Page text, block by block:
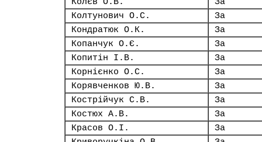
Колтунович О.С.
За
Кондратюк О.К.
За
Копанчук О.Є.
За
Копитін І.В.
За
Корнієнко О.С.
За
Корявченков Ю.В.
За
Кострійчук С.В.
За
Костюх А.В.
За
Красов О.І.
За